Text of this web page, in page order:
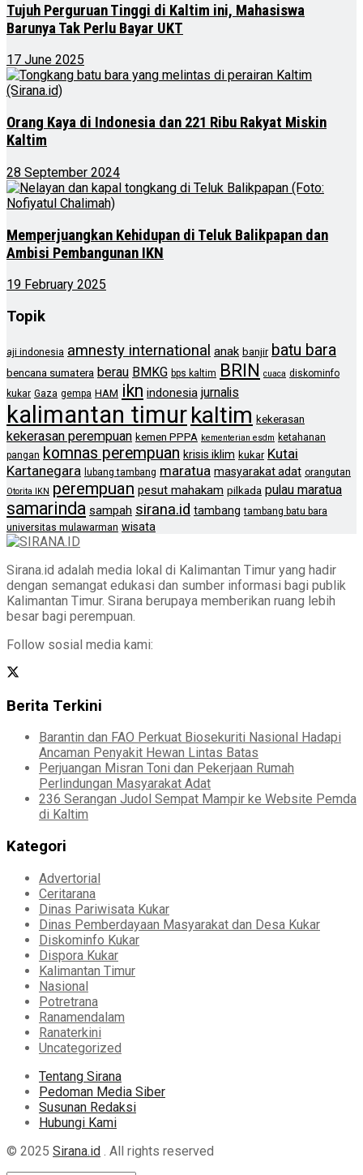
Tujuh Perguruan Tinggi di Kaltim ini, Mahasiswa
Barunya Tak Perlu Bayar UKT
17 June 2025
Orang Kaya di Indonesia dan 221 Ribu Rakyat Miskin
Kaltim
28 September 2024
Memperjuangkan Kehidupan di Teluk Balikpapan dan
Ambisi Pembangunan IKN
19 February 2025
Topik
aji indonesia amnesty international anak banjir batu bara
bencana sumatera berau BMKG bps kaltim BRIN cuaca diskominfo
kukar Gaza gempa HAM ikn indonesia jurnalis
kalimantan timurkaltim kekerasan
kekerasan perempuan kemen PPPA kementerian esdm ketahanan
pangan komnas perempuan krisis iklim kukar Kutai
Kartanegara lubang tambang maratua masyarakat adat orangutan
Otorita IKN perempuan pesut mahakam pilkada pulau maratua
samarinda sampah sirana.id tambang tambang batu bara
universitas mulawarman wisata
Sirana.id adalah media lokal di Kalimantan Timur yang hadir
dengan semangat edukasi dan sumber informasi bagi publik
Kalimantan Timur. Sirana berupaya memberikan ruang lebih
besar bagi perempuan.
Follow sosial media kami:
Berita Terkini
Barantin dan FAO Perkuat Biosekuriti Nasional Hadapi
Ancaman Penyakit Hewan Lintas Batas
Perjuangan Misran Toni dan Pekerjaan Rumah
Perlindungan Masyarakat Adat
236 Serangan Judol Sempat Mampir ke Website Pemda
di Kaltim
Kategori
Advertorial
Ceritarana
Dinas Pariwisata Kukar
Dinas Pemberdayaan Masyarakat dan Desa Kukar
Diskominfo Kukar
Dispora Kukar
Kalimantan Timur
Nasional
Potretrana
Ranamendalam
Ranaterkini
Uncategorized
Tentang Sirana
Pedoman Media Siber
Susunan Redaksi
Hubungi Kami
© 2025 Sirana.id . All rights reserved